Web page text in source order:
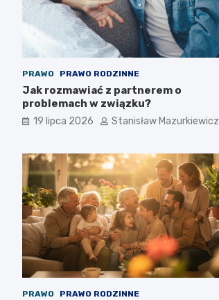
PRAWO PRAWO RODZINNE
Jak rozmawiać z partnerem o
problemach w związku?
19 lipca 2026 Stanisław Mazurkiewicz
PRAWO PRAWO RODZINNE